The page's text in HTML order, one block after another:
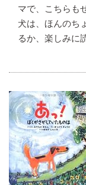
マで、こちらも
犬は、ほんのち
るか、楽しみに